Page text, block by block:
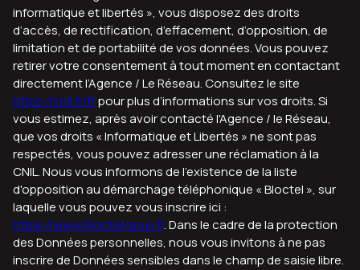
informatique et libertés », vous disposez des droits
d’accès, de rectification, d’effacement, d’opposition, de
limitation et de portabilité de vos données. Vous pouvez
retirer votre consentement à tout moment en contactant
directement l’Agence / Le Réseau. Consultez le site
https://cnil.fr/frpour plus d’informations sur vos droits. Si
vous estimez, après avoir contacté l'Agence / le Réseau,
que vos droits « Informatique et Libertés » ne sont pas
respectés, vous pouvez adresser une réclamation à la
CNIL. Nous vous informons de l’existence de la liste
d'opposition au démarchage téléphonique « Bloctel », sur
laquelle vous pouvez vous inscrire ici :
https://www.bloctel.gouv.fr. Dans le cadre de la protection
des Données personnelles, nous vous invitons à ne pas
inscrire de Données sensibles dans le champ de saisie libre.